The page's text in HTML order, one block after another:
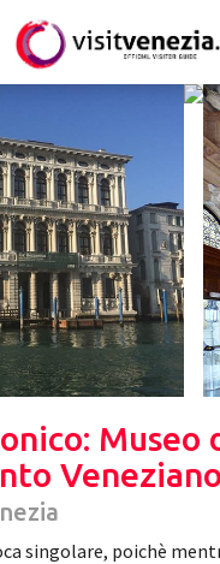
Museo
Veneziano
singolare, poichè